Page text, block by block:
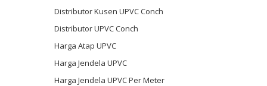
Distributor Kusen UPVC Conch
Distributor UPVC Conch
Harga Atap UPVC
Harga Jendela UPVC
Harga Jendela UPVC Per Meter